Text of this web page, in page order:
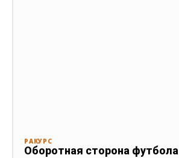
РАКУРС
Оборотная сторона футбола